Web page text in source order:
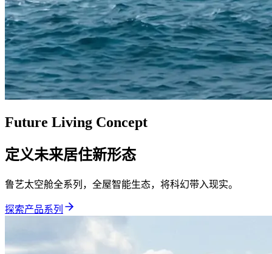
Future Living Concept
定义未来居住新形态
鲁艺太空舱全系列，全屋智能生态，将科幻带入现实。
探索产品系列